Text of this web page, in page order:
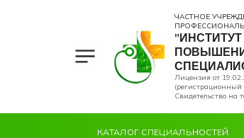
ЧАСТНОЕ
Лицензия от
Свидетельство на
КАТАЛОГ СПЕЦИАЛЬНОСТЕЙ